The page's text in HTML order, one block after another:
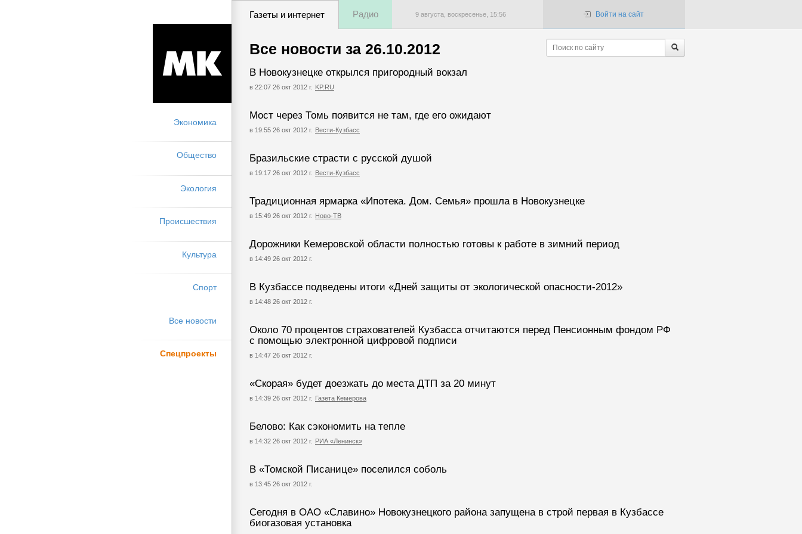
Экономика
Общество
Экология
Происшествия
Культура
Спорт
Все новости
Спецпроекты
Газеты и интернет Радио 9 августа, воскресенье, 15:56 Войти на сайт
Все новости за 26.10.2012
В Новокузнецке открылся пригородный вокзал
в 22:07 26 окт 2012 г. KP.RU
Мост через Томь появится не там, где его ожидают
в 19:55 26 окт 2012 г. Вести-Кузбасс
Бразильские страсти с русской душой
в 19:17 26 окт 2012 г. Вести-Кузбасс
Традиционная ярмарка «Ипотека. Дом. Семья» прошла в Новокузнецке
в 15:49 26 окт 2012 г. Ново-ТВ
Дорожники Кемеровской области полностью готовы к работе в зимний период
в 14:49 26 окт 2012 г.
В Кузбассе подведены итоги «Дней защиты от экологической опасности-2012»
в 14:48 26 окт 2012 г.
Около 70 процентов страхователей Кузбасса отчитаются перед Пенсионным фондом РФ
с помощью электронной цифровой подписи
в 14:47 26 окт 2012 г.
«Скорая» будет доезжать до места ДТП за 20 минут
в 14:39 26 окт 2012 г. Газета Кемерова
Белово: Как сэкономить на тепле
в 14:32 26 окт 2012 г. РИА «Ленинск»
В «Томской Писанице» поселился соболь
в 13:45 26 окт 2012 г.
Сегодня в ОАО «Славино» Новокузнецкого района запущена в строй первая в Кузбассе
биогазовая установка